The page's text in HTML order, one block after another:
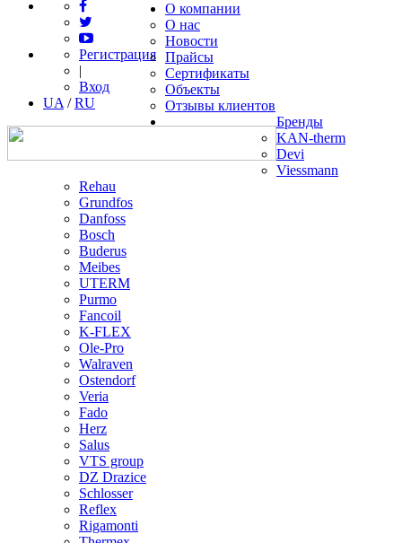
Регистрация
|
Вход
UA /RU
О компании
О нас
Новости
Прайсы
Сертификаты
Объекты
Отзывы клиентов
Бренды
KAN-therm
Devi
Viessmann
Rehau
Grundfos
Danfoss
Bosch
Buderus
Meibes
UTERM
Purmo
Fancoil
K-FLEX
Ole-Pro
Walraven
Ostendorf
Veria
Fado
Herz
Salus
VTS group
DZ Drazice
Schlosser
Reflex
Rigamonti